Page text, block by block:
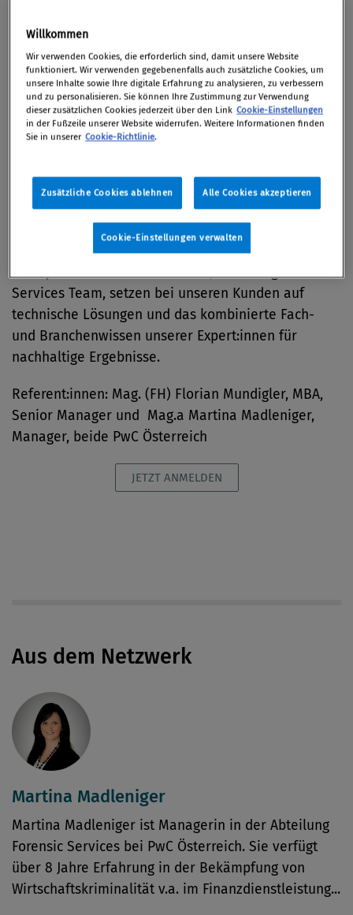
22. September 2022 / Compliance Solutions Day
In einer sich ständig wandelnden und immer
schneller wachsenden Wirtschaftswelt nehmen auch
Unternehmen – unabhängig von ihrer Größe – vor
besondere Herausforderungen stellt. Eine effiziente,
zeitgerechte und kostengünstige Umsetzung
regulatorischer Vorgaben ist das Ziel – die Realität
Services Team, setzen bei unseren Kunden auf
technische Lösungen und das kombinierte Fach-
und Branchenwissen unserer Expert:innen für
nachhaltige Ergebnisse.
Referent:innen: Mag. (FH) Florian Mundigler, MBA,
Senior Manager und Mag.a Martina Madleniger,
Manager, beide PwC Österreich
JETZT ANMELDEN
Aus dem Netzwerk
Martina Madleniger
Martina Madleniger ist Managerin in der Abteilung
Forensic Services bei PwC Österreich. Sie verfügt
über 8 Jahre Erfahrung in der Bekämpfung von
Wirtschaftskriminalität v.a. im Finanzdienstleistung...
Willkommen
Wir verwenden Cookies, die erforderlich sind, damit unsere Website
funktioniert. Wir verwenden gegebenenfalls auch zusätzliche Cookies, um
unsere Inhalte sowie Ihre digitale Erfahrung zu analysieren, zu verbessern
und zu personalisieren. Sie können Ihre Zustimmung zur Verwendung
dieser zusätzlichen Cookies jederzeit über den Link Cookie-Einstellungen
in der Fußzeile unserer Website widerrufen. Weitere Informationen finden
Sie in unserer Cookie-Richtlinie.
Zusätzliche Cookies ablehnen Alle Cookies akzeptieren
Cookie-Einstellungen verwalten